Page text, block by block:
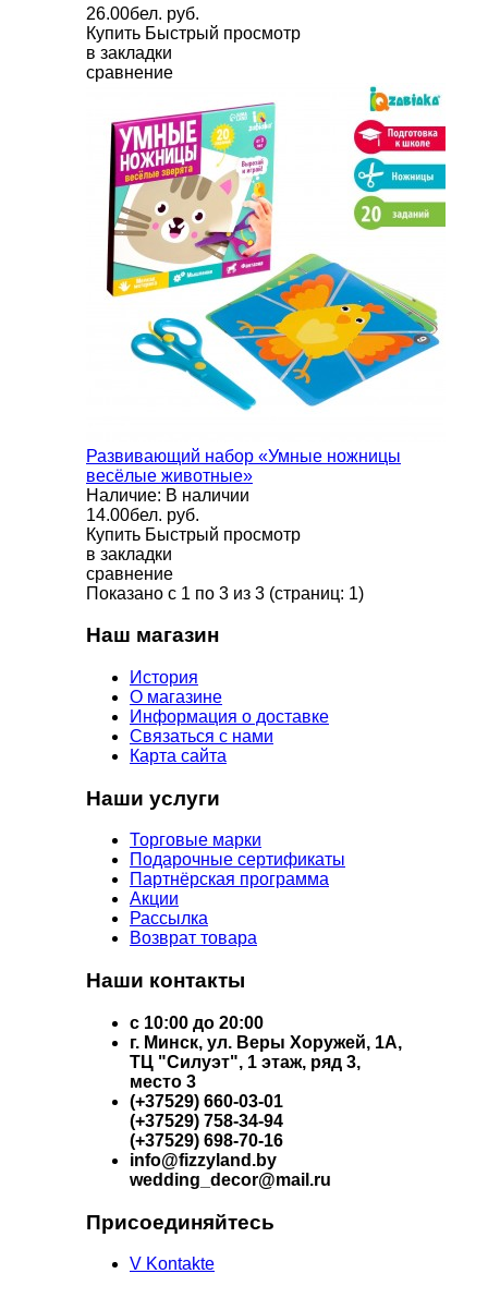
26.00бел. руб.
Купить Быстрый просмотр
в закладки
сравнение
Развивающий набор «Умные ножницы
весёлые животные»
Наличие: В наличии
14.00бел. руб.
Купить Быстрый просмотр
в закладки
сравнение
Показано с 1 по 3 из 3 (страниц: 1)
Наш магазин
История
О магазине
Информация о доставке
Связаться с нами
Карта сайта
Наши услуги
Торговые марки
Подарочные сертификаты
Партнёрская программа
Акции
Рассылка
Возврат товара
Наши контакты
с 10:00 до 20:00
г. Минск, ул. Веры Хоружей, 1А,
ТЦ "Силуэт", 1 этаж, ряд 3,
место 3
(+37529) 660-03-01
(+37529) 758-34-94
(+37529) 698-70-16
info@fizzyland.by
wedding_decor@mail.ru
Присоединяйтесь
V Kontakte